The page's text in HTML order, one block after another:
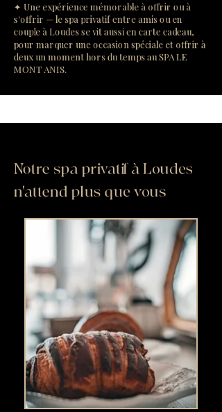
✦ Une expérience mémorable à offrir ou à
s'offrir — le spa privatif entre amis ou en
couple à Loudes se vit aussi en carte cadeau,
pour marquer une occasion spéciale et offrir à
deux un moment hors du temps au SPA LE
MONT ANIS.
Notre spa privatif à Loudes
n'attend plus que vous